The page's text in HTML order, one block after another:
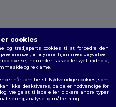
forbeholdes
|Fortrolighedspolitik|Politik for
cookies
og tredjeparts cookies til at forbedre den
analysere hjemmesideydelsen
herunder skræddersyet indhold,
og reklame.
når som helst. Nødvendige cookies, som
ikke deaktiveres, da de er nødvendige for
vælge at tillade eller blokere andre typer
analyse og målretning.